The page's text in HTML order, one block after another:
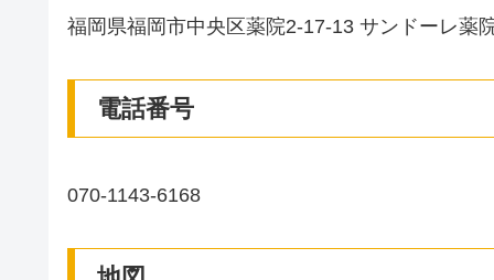
福岡県福岡市中央区薬院2-17-13 サンドーレ薬
電話番号
070-1143-6168